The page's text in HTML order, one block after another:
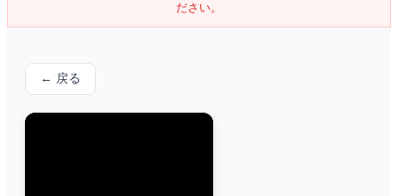
ださい。
← 戻る